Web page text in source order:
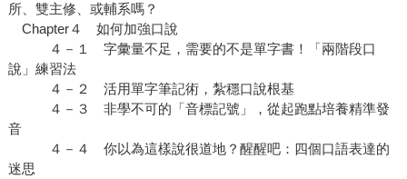
所、雙主修、或輔系嗎？
Chapter４ 如何加強口說
４－１ 字彙量不足，需要的不是單字書！「兩階段口
說」練習法
４－２ 活用單字筆記術，紮穩口說根基
４－３ 非學不可的「音標記號」，從起跑點培養精準發
音
４－４ 你以為這樣說很道地？醒醒吧：四個口語表達的
迷思